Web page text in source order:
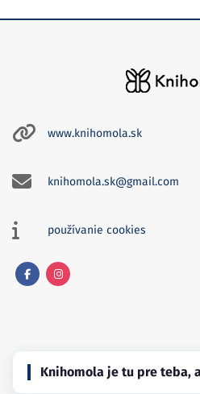
www.knihomola.sk
knihomola.sk@gmail.com
používanie cookies
Knihomola je tu pre teba,